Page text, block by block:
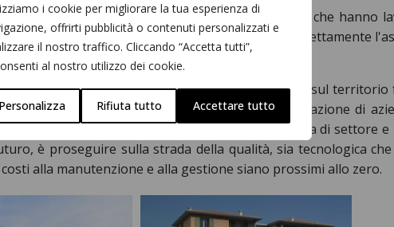
i cookie per migliorare la tua esperienza di
offrirti pubblicità o contenuti personalizzati e
il nostro traffico. Cliccando “Accetta tutti”,
al nostro utilizzo dei cookie.
Personalizza Rifiuta tutto Accettare tutto
primo dopoguerra (1955). I figli,RenzoeFloriano
, che hanno
anni. Dal 1985, l'azienda ha iniziato a curare direttamente
ed architettoniche.
direzionali e produttivi, prevalentemente sul
finale. Pur mantenendo una forte caratterizzazione di
due elementi di grande rilievo: la continua ricerca di settore
è proseguire sulla strada della qualità, sia tecnologica
alla manutenzione e alla gestione siano prossimi allo zero.